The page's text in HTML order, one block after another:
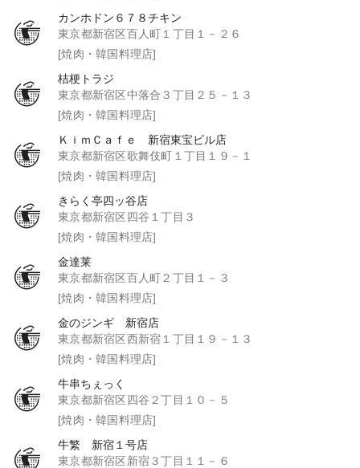
カンホドン６７８チキン
東京都新宿区百人町１丁目１－２６
[焼肉・韓国料理店]
桔梗トラジ
東京都新宿区中落合３丁目２５－１３
[焼肉・韓国料理店]
ＫｉｍＣａｆｅ 新宿東宝ビル店
東京都新宿区歌舞伎町１丁目１９－１
[焼肉・韓国料理店]
きらく亭四ッ谷店
東京都新宿区四谷１丁目３
[焼肉・韓国料理店]
金達莱
東京都新宿区百人町２丁目１－３
[焼肉・韓国料理店]
金のジンギ 新宿店
東京都新宿区西新宿１丁目１９－１３
[焼肉・韓国料理店]
牛串ちぇっく
東京都新宿区四谷２丁目１０－５
[焼肉・韓国料理店]
牛繁 新宿１号店
東京都新宿区新宿３丁目１１－６